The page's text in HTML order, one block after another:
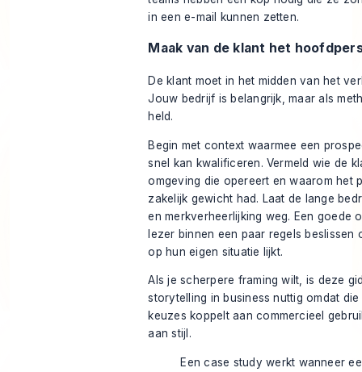
in een e-mail kunnen zetten.
Maak van de klant het
De klant moet in het midden van het
Jouw bedrijf is belangrijk, maar als
held.
Begin met context waarmee een
snel kan kwalificeren. Vermeld wie de
omgeving die opereert en waarom het
zakelijk gewicht had. Laat de lange
en merkverheerlijking weg. Een goede
lezer binnen een paar regels
op hun eigen situatie lijkt.
Als je scherpere framing wilt, is deze
storytelling in business nuttig omdat
keuzes koppelt aan commercieel
aan stijl.
Een case study werkt wanneer